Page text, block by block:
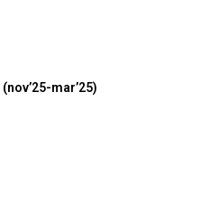
mar’25)